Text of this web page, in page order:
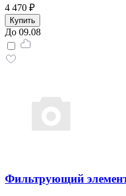
4 470 ₽
Купить
До 09.08
Фильтрующий